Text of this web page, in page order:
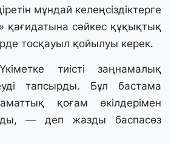
мұндай келеңсіздіктерге
қағидатына сәйкес құқықтық
тосқауыл қойылуы керек.
тиісті заңнамалық
тапсырды. Бұл бастама
қоғам өкілдерімен
— деп жазды баспасөз